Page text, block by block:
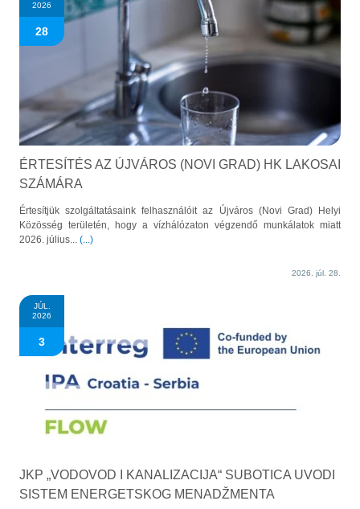
2026
28
ÉRTESÍTÉS AZ ÚJVÁROS (NOVI GRAD) HK LAKOSAI
SZÁMÁRA
Értesítjük szolgáltatásaink felhasználóit az Újváros (Novi Grad) Helyi
Közösség területén, hogy a vízhálózaton végzendő munkálatok miatt
2026. július... (...)
2026. júl. 28.
JÚL.
2026
3
JKP „VODOVOD I KANALIZACIJA“ SUBOTICA UVODI
SISTEM ENERGETSKOG MENADŽMENTA